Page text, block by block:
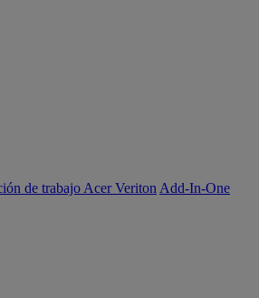
de trabajo Acer Veriton Add-In-One